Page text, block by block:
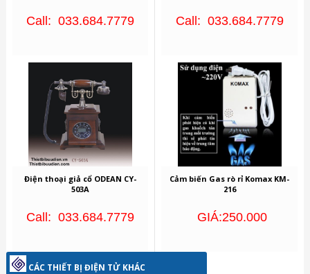
Call: 033.684.7779
Điện thoại giả cổ ODEAN CY-
503A
Call: 033.684.7779
Call: 033.684.7779
Cảm biến Gas rò rỉ Komax KM-
216
GIÁ:250.000
CÁC THIẾT BỊ ĐIỆN TỬ KHÁC